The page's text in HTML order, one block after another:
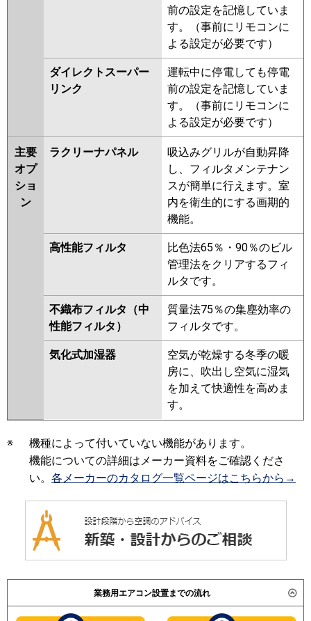
前の設定を記憶していま
す。（事前にリモコンに
よる設定が必要です）
ダイレクトスーパー
リンク
運転中に停電しても停電
前の設定を記憶していま
す。（事前にリモコンに
よる設定が必要です）
主要
オプ
ショ
ン
ラクリーナパネル
吸込みグリルが自動昇降
し、フィルタメンテナン
スが簡単に行えます。室
内を衛生的にする画期的
機能。
高性能フィルタ
比色法65％・90％のビル
管理法をクリアするフィ
ルタです。
不織布フィルタ（中
性能フィルタ）
質量法75％の集塵効率の
フィルタです。
気化式加湿器
空気が乾燥する冬季の暖
房に、吹出し空気に湿気
を加えて快適性を高めま
す。
※
機種によって付いていない機能があります。
機能についての詳細はメーカー資料をご確認くださ
い。 各メーカーのカタログ一覧ページはこちらから→
業務用エアコン設置までの流れ